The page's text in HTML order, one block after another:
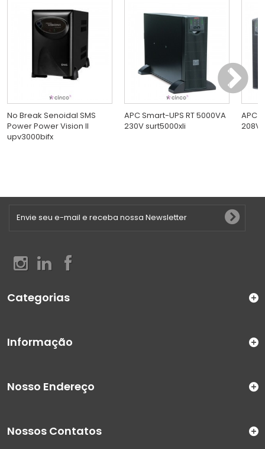
No Break Senoidal SMS
Power Power Vision II
upv3000bifx
APC Smart-UPS RT 5000VA
230V surt5000xli
APC
208V
Categorias
Informação
Nosso Endereço
Nossos Contatos